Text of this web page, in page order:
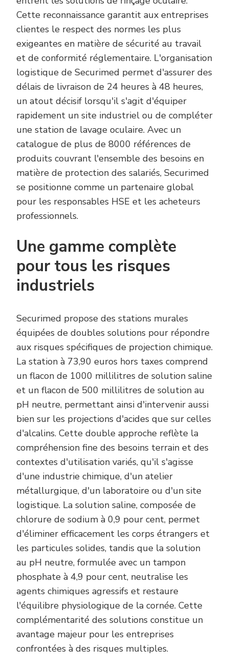
Cette reconnaissance garantit aux entreprises
clientes le respect des normes les plus
exigeantes en matière de sécurité au travail
et de conformité réglementaire. L'organisation
logistique de Securimed permet d'assurer des
délais de livraison de 24 heures à 48 heures,
un atout décisif lorsqu'il s'agit d'équiper
rapidement un site industriel ou de compléter
une station de lavage oculaire. Avec un
catalogue de plus de 8000 références de
produits couvrant l'ensemble des besoins en
matière de protection des salariés, Securimed
se positionne comme un partenaire global
pour les responsables HSE et les acheteurs
professionnels.
Une gamme complète
pour tous les risques
industriels
Securimed propose des stations murales
équipées de doubles solutions pour répondre
aux risques spécifiques de projection chimique.
La station à 73,90 euros hors taxes comprend
un flacon de 1000 millilitres de solution saline
et un flacon de 500 millilitres de solution au
pH neutre, permettant ainsi d'intervenir aussi
bien sur les projections d'acides que sur celles
d'alcalins. Cette double approche reflète la
compréhension fine des besoins terrain et des
contextes d'utilisation variés, qu'il s'agisse
d'une industrie chimique, d'un atelier
métallurgique, d'un laboratoire ou d'un site
logistique. La solution saline, composée de
chlorure de sodium à 0,9 pour cent, permet
d'éliminer efficacement les corps étrangers et
les particules solides, tandis que la solution
au pH neutre, formulée avec un tampon
phosphate à 4,9 pour cent, neutralise les
agents chimiques agressifs et restaure
l'équilibre physiologique de la cornée. Cette
complémentarité des solutions constitue un
avantage majeur pour les entreprises
confrontées à des risques multiples.